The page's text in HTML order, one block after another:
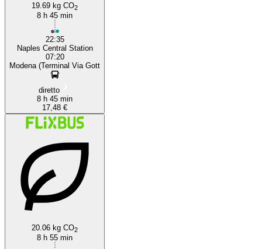
19.69 kg CO2
8 h 45 min
22:35
Naples Central Station
07:20
Modena (Terminal Via Gott
diretto
8 h 45 min
17,48 €
20.06 kg CO2
8 h 55 min